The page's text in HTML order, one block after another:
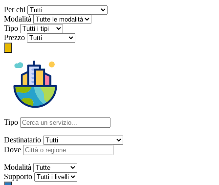
Per chi
Modalità
Tipo
Prezzo
Tipo
Destinatario
Dove
Modalità
Supporto